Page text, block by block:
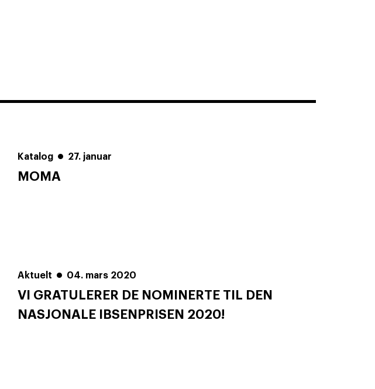
Katalog 27. januar
MOMA
Aktuelt 04. mars 2020
VI GRATULERER DE NOMINERTE TIL DEN
NASJONALE IBSENPRISEN 2020!